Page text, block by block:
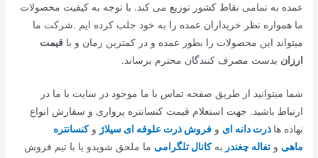
عمده به تمامی نقاط کشور توزیع می کند. با توجه به کیفیت محصولات
ما همواره نظر خریداران عمده را به خود جلب کرده ایم .شرکت ما
میتواند این محصولات را بطور عمده و در کمترین زمان و باقیمت
ارزان بدست مصرف کنندگان محترم برساند.
شما میتوانید از طریق صفحه تماس با ما موجود در سایت با ما در
ارتباط باشید. جهت استعلام قیمت کنسانتره پرواری و سفارش انواع
نهاده ها ذرت دانه ای وفروش ذرت علوفه ای سیلاژ وکنسانتره
ماهی وتفاله چغندر بهکانال تلگرامی ما ملحق شویدو یا با تیم فروش